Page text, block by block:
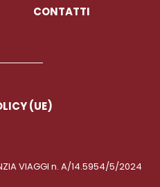
CONTATTI
(UE)
VIAGGI n. A/14.5954/5/2024